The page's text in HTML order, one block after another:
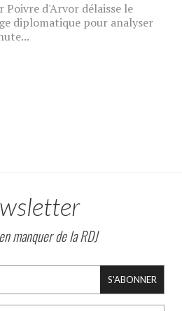
Poivre d'Arvor délaisse le
diplomatique pour analyser
manquer de la RDJ
S'ABONNER